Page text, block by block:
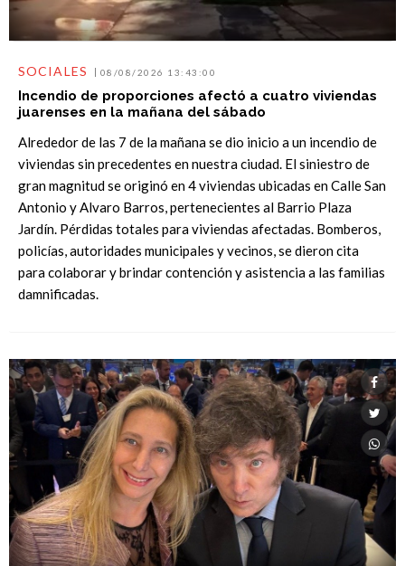
SOCIALES 08/08/2026 13:43:00
Incendio de proporciones afectó a cuatro viviendas
juarenses en la mañana del sábado
Alrededor de las 7 de la mañana se dio inicio a un incendio de
viviendas sin precedentes en nuestra ciudad. El siniestro de
gran magnitud se originó en 4 viviendas ubicadas en Calle San
Antonio y Alvaro Barros, pertenecientes al Barrio Plaza
Jardín. Pérdidas totales para viviendas afectadas. Bomberos,
policías, autoridades municipales y vecinos, se dieron cita
para colaborar y brindar contención y asistencia a las familias
damnificadas.